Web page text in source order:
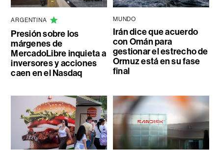
ARGENTINA
Presión sobre los
márgenes de
MercadoLibre inquieta a
inversores y acciones
caen en el Nasdaq
MUNDO
Irán dice que acuerdo
con Omán para
gestionar el estrecho de
Ormuz está en su fase
final